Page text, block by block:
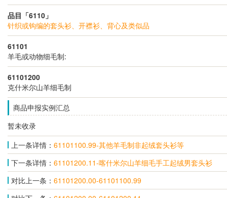
品目「6110」
针织或钩编的套头衫、开襟衫、背心及类似品
61101
羊毛或动物细毛制:
61101200
克什米尔山羊细毛制
商品申报实例汇总
暂未收录
上一条详情： 61101100.99-其他羊毛制非起绒套头衫等
下一条详情： 61101200.11-喀什米尔山羊细毛手工起绒男套头衫
对比上一条： 61101200.00-61101100.99